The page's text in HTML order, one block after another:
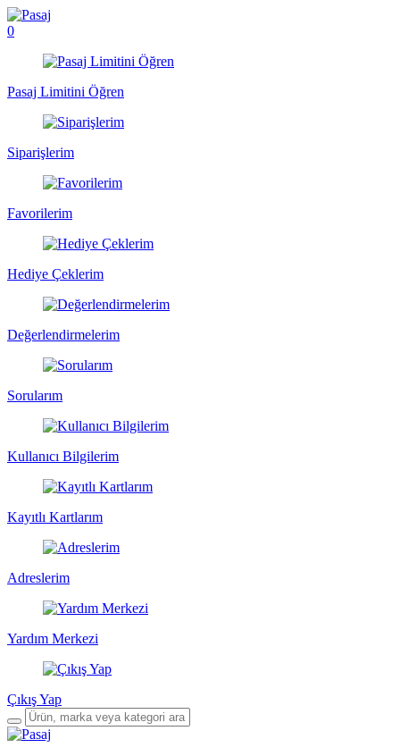
0
Pasaj Limitini Öğren
Siparişlerim
Favorilerim
Hediye Çeklerim
Değerlendirmelerim
Sorularım
Kullanıcı Bilgilerim
Kayıtlı Kartlarım
Adreslerim
Yardım Merkezi
Çıkış Yap